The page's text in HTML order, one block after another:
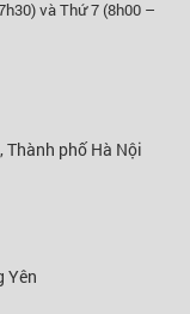
và Thứ 7 (8h00 –
phố Hà Nội
Yên